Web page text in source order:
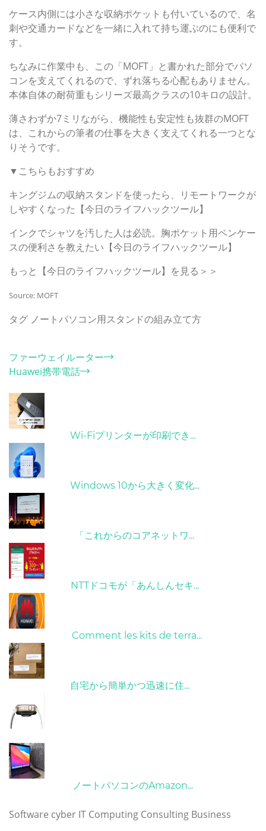
ケース内側には小さな収納ポケットも付いているので、名
刺や交通カードなどを一緒に入れて持ち運ぶのにも便利で
す。
ちなみに作業中も、この「MOFT」と書かれた部分でパソ
コンを支えてくれるので、ずれ落ちる心配もありません。
本体自体の耐荷重もシリーズ最高クラスの10キロの設計。
薄さわずか7ミリながら、機能性も安定性も抜群のMOFT
は、これからの筆者の仕事を大きく支えてくれる一つとな
りそうです。
▼こちらもおすすめ
キングジムの収納スタンドを使ったら、リモートワークが
しやすくなった【今日のライフハックツール】
インクでシャツを汚した人は必読。胸ポケット用ペンケー
スの便利さを教えたい【今日のライフハックツール】
もっと【今日のライフハックツール】を見る＞＞
Source: MOFT
タグ ノートパソコン用スタンドの組み立て方
ファーウェイルーター
Huawei携帯電話
Wi-Fiプリンターが印刷でき...
Windows 10から大きく変化...
「これからのコアネットワ...
NTTドコモが「あんしんセキ...
Comment les kits de terra...
自宅から簡単かつ迅速に住...
ノートパソコンのAmazon...
Software cyber IT Computing Consulting Business